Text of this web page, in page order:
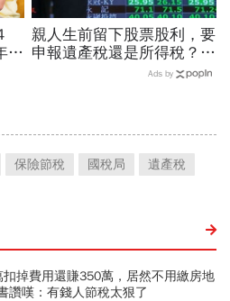
贈
親人生前留下股票股利，要
申報遺產稅還是所得稅？股
票遺產稅如何計算？國稅局
Ads by
保險節稅 國稅局 遺產稅
掉費用還賺350萬，居然不用繳房地
讚嘆：有錢人節稅太狠了